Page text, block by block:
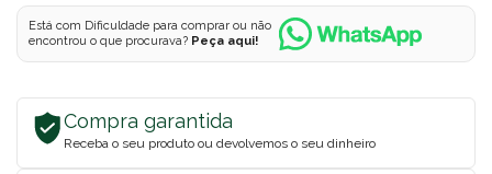
Está com Dificuldade para comprar ou não
encontrou o que procurava? Peça aqui!
Compra garantida
Receba o seu produto ou devolvemos o seu dinheiro